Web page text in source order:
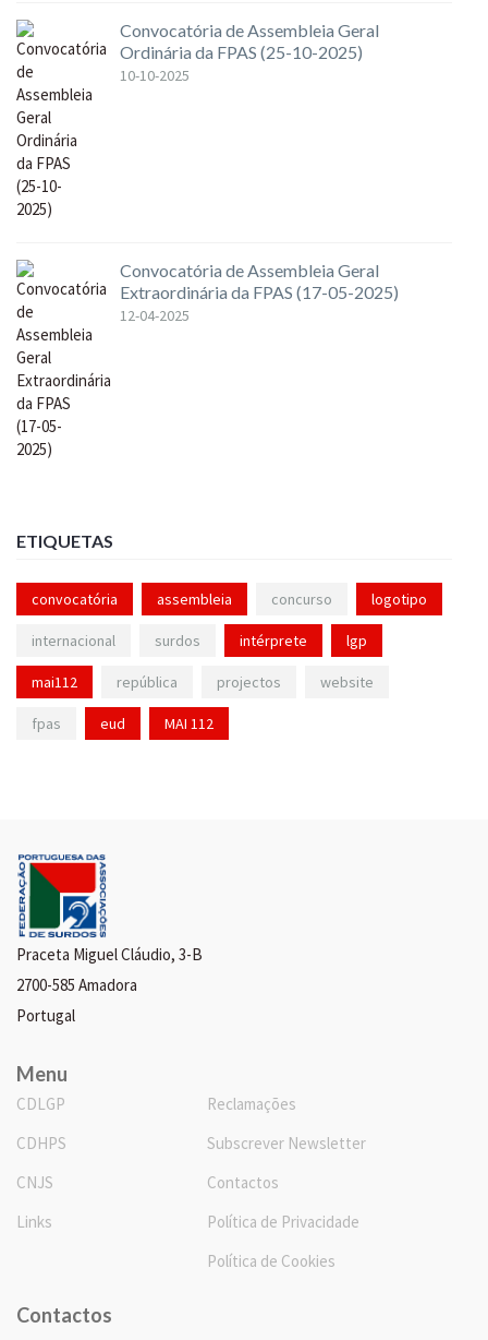
Convocatória de Assembleia Geral
Ordinária da FPAS (25-10-2025)
10-10-2025
Convocatória de Assembleia Geral
Extraordinária da FPAS (17-05-2025)
12-04-2025
ETIQUETAS
convocatória assembleia concurso logotipo
internacional surdos intérprete lgp
mai112 república projectos website
fpas eud MAI 112
Praceta Miguel Cláudio, 3-B
2700-585 Amadora
Portugal
Menu
CDLGP
CDHPS
CNJS
Links
Reclamações
Subscrever Newsletter
Contactos
Política de Privacidade
Política de Cookies
Contactos